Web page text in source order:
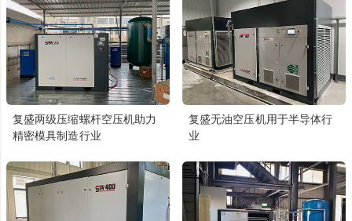
复盛两级压缩螺杆空压机助力
精密模具制造行业
复盛无油空压机用于半导体行
业